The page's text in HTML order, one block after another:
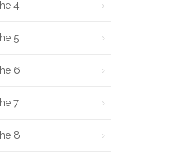
4
5
6
7
8